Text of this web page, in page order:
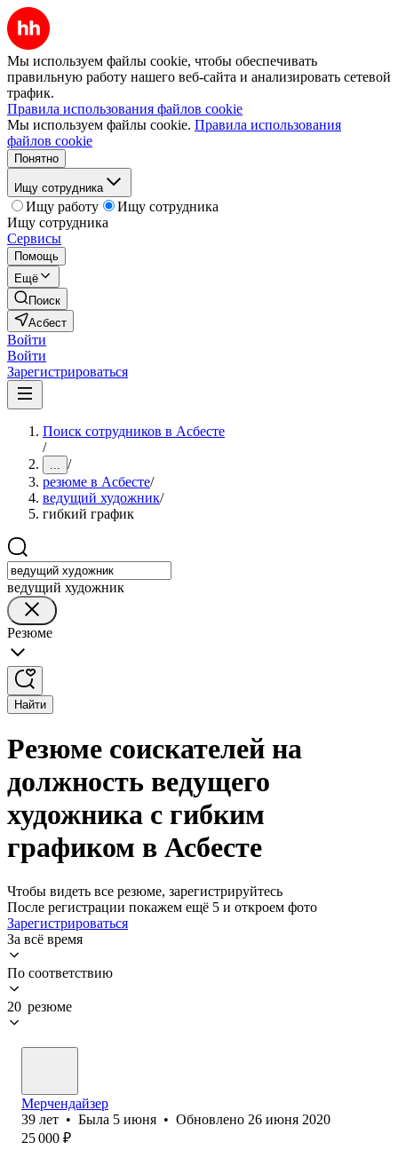
Мы используем файлы cookie, чтобы обеспечивать
правильную работу нашего веб-сайта и анализировать сетевой
трафик.
Правила использования файлов cookie
Мы используем файлы cookie. Правила использования
файлов cookie
Понятно
Ищу сотрудника
Ищу работу
Ищу сотрудника
Ищу сотрудника
Сервисы
Помощь
Ещё
Поиск
Асбест
Войти
Войти
Зарегистрироваться
Поиск сотрудников в Асбесте
/
... /
резюме в Асбесте/
ведущий художник/
гибкий график
ведущий художник
Резюме
Найти
Резюме соискателей на
должность ведущего
художника с гибким
графиком в Асбесте
Чтобы видеть все резюме, зарегистрируйтесь
После регистрации покажем ещё 5 и откроем фото
Зарегистрироваться
За всё время
По соответствию
20 резюме
Мерчендайзер
39 лет • Была 5 июня • Обновлено 26 июня 2020
25 000 ₽